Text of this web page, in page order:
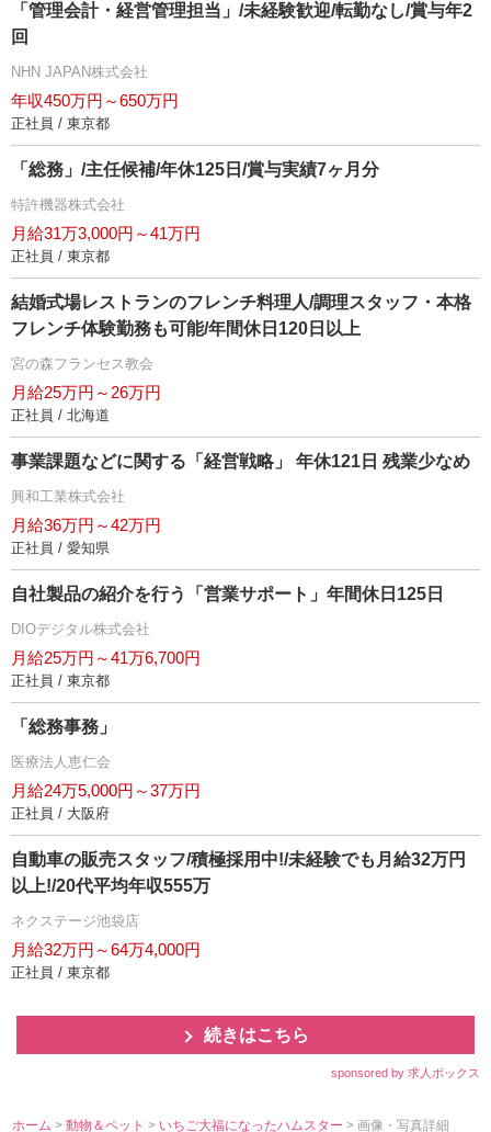
「管理会計・経営管理担当」/未経験歓迎/転勤なし/賞与年2
回
NHN JAPAN株式会社
年収450万円～650万円
正社員 / 東京都
「総務」/主任候補/年休125日/賞与実績7ヶ月分
特許機器株式会社
月給31万3,000円～41万円
正社員 / 東京都
結婚式場レストランのフレンチ料理人/調理スタッフ・本格
フレンチ体験勤務も可能/年間休日120日以上
宮の森フランセス教会
月給25万円～26万円
正社員 / 北海道
事業課題などに関する「経営戦略」 年休121日 残業少なめ
興和工業株式会社
月給36万円～42万円
正社員 / 愛知県
自社製品の紹介を行う「営業サポート」年間休日125日
DIOデジタル株式会社
月給25万円～41万6,700円
正社員 / 東京都
「総務事務」
医療法人恵仁会
月給24万5,000円～37万円
正社員 / 大阪府
自動車の販売スタッフ/積極採用中!/未経験でも月給32万円
以上!/20代平均年収555万
ネクステージ池袋店
月給32万円～64万4,000円
正社員 / 東京都
続きはこちら
sponsored by 求人ボックス
ホーム >動物＆ペット> いちご大福になったハムスター> 画像・写真詳細